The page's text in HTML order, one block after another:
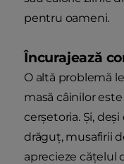
pentru oameni.
Încurajează
O altă problemă
masă câinilor
cerșetoria. Și,
drăguț, musafirii
aprecieze cățelul